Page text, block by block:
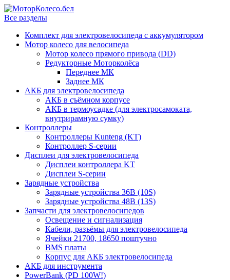
Все разделы
Комплект для электровелосипеда с аккумулятором
Мотор колесо для велосипеда
Мотор колесо прямого привода (DD)
Редукторные Моторколёса
Переднее МК
Заднее МК
АКБ для электровелосипеда
АКБ в съёмном корпусе
АКБ в термоусадке (для электросамоката,
внутрирамную сумку)
Контроллеры
Контроллеры Kunteng (KT)
Контроллер S-серии
Дисплеи для электровелосипеда
Дисплеи контроллера KT
Дисплеи S-серии
Зарядные устройства
Зарядные устройства 36В (10S)
Зарядные устройства 48В (13S)
Запчасти для электровелосипедов
Освещение и сигнализация
Кабели, разъёмы для электровелосипеда
Ячейки 21700, 18650 поштучно
BMS платы
Корпус для АКБ электровелосипеда
АКБ для инструмента
PowerBank (PD 100W!)